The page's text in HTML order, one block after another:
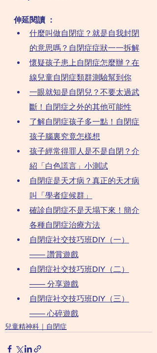
伸延閱讀 ：
什麼叫做自閉症？就是自我封閉
的意思嗎？自閉症症狀一一拆解
懷疑孩子患上自閉症怎麼辦？在
線兒童自閉症類群測驗幫到你
一眼就知是自閉兒？不要太過武
斷！自閉症之外的其他可能性
了解自閉症孩子多一點！自閉症
孩子腦裏究竟怎樣想
孩子經常得罪人是不是自閉？介
紹「白色謊言」小測試
自閉症是天才病？真正的天才病
叫「學者症候群」
確診自閉症不是天塌下來！簡介
各種自閉症治療方法
自閉症社交技巧班DIY（一）
—— 讚賞遊戲
自閉症社交技巧班DIY（二）
—— 分享遊戲
自閉症社交技巧班DIY（三）
—— 心碎遊戲
兒童精神科｜自閉症